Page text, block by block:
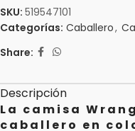
SKU: 519547101
Categorías: Caballero,
Share:
Descripción
La camisa
caballero en